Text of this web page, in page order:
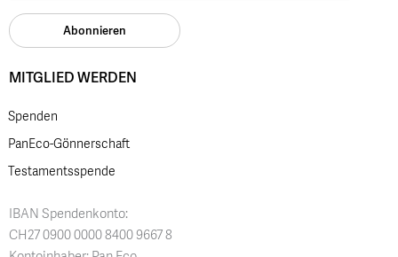
MITGLIED WERDEN
Spenden
PanEco-Gönnerschaft
Testamentsspende
IBAN Spendenkonto:
CH27 0900 0000 8400 9667 8